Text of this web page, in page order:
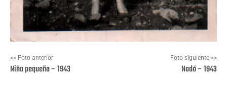
<< Foto anterior
Niña pequeña – 1943
Foto siguiente >>
Nadó – 1943